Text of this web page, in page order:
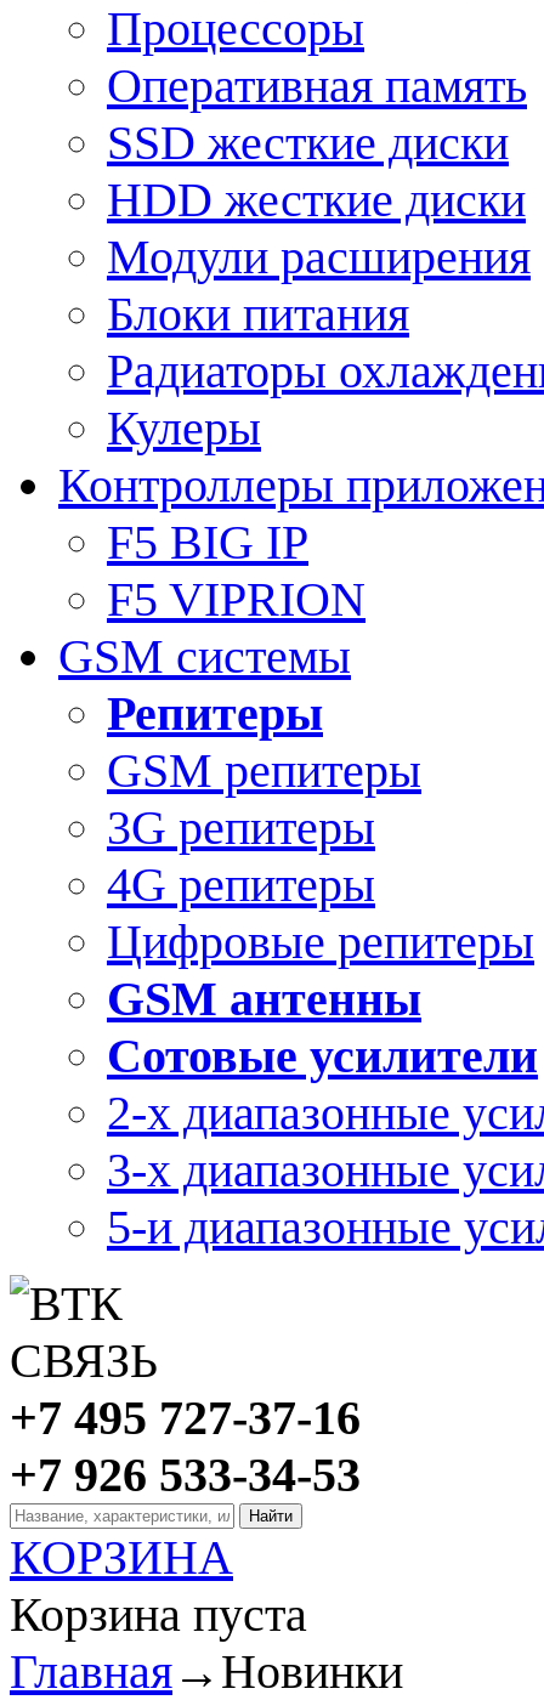
Процессоры
Оперативная память
SSD жесткие диски
HDD жесткие диски
Модули расширения
Блоки питания
Радиаторы
Кулеры
Контроллеры
F5 BIG IP
F5 VIPRION
GSM системы
Репитеры
GSM репитеры
3G репитеры
4G репитеры
Цифровые репитеры
GSM антенны
Сотовые усилители
2-х диапазонные
3-х диапазонные
5-и диапазонные
+7 495 727-37-16
+7 926 533-34-53
КОРЗИНА
Корзина пуста
Главная→ Новинки